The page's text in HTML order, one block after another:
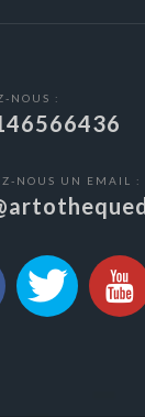
NOUS :
NOUS UN EMAIL :